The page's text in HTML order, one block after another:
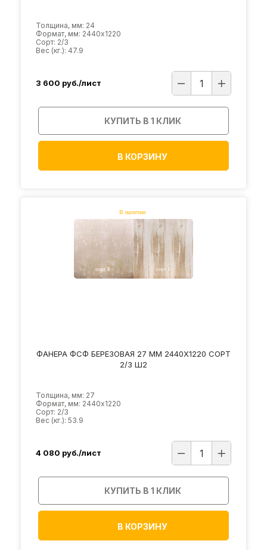
Толщина, мм: 24
Формат, мм: 2440х1220
Сорт: 2/3
Вес (кг.): 47.9
3 600 руб./лист
КУПИТЬ В 1 КЛИК
В КОРЗИНУ
ФАНЕРА ФСФ БЕРЕЗОВАЯ 27 ММ 2440Х1220 СОРТ
2/3 Ш2
Толщина, мм: 27
Формат, мм: 2440х1220
Сорт: 2/3
Вес (кг.): 53.9
4 080 руб./лист
КУПИТЬ В 1 КЛИК
В КОРЗИНУ